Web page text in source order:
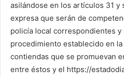
asilándose en los artículos 31 y
expresa que serán de
policía local correspondientes y
procedimiento establecido en la
contiendas que se promuevan
entre éstos y el https://